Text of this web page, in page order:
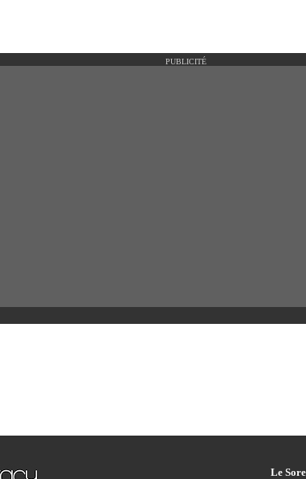
PUBLICITÉ
Le